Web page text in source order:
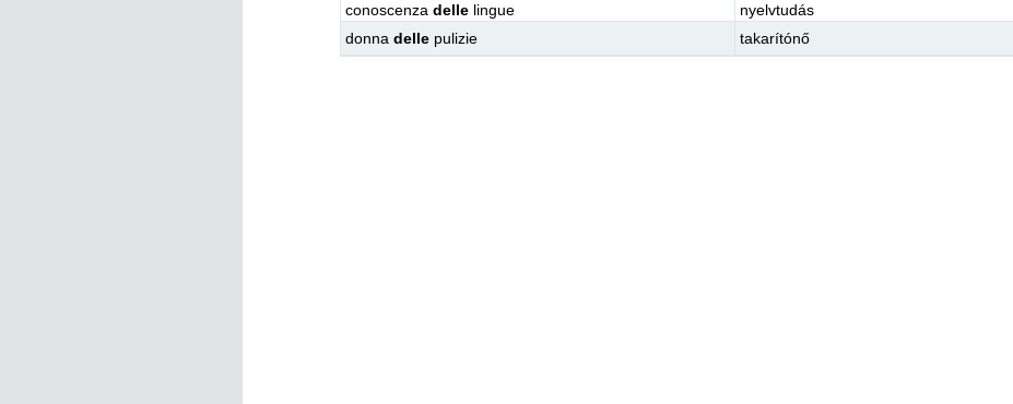
conoscenza delle lingue
nyelvtudás
donna delle pulizie takarítónő